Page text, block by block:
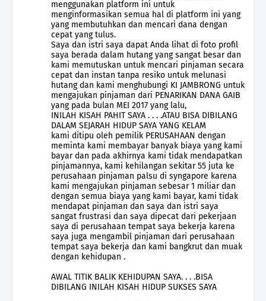
menggunakan platform ini untuk
menginformasikan semua hal di platform ini yang
yang membutuhkan dan mencari dana dengan
cepat yang tulus.
Saya dan istri saya dapat Anda lihat di foto profil
saya berada dalam hutang yang sangat besar dan
kami memutuskan untuk mencari pinjaman secara
cepat dan instan tanpa resiko untuk melunasi
hutang dan kami menghubungi KI JAMBRONG untuk
mengajukan pinjaman dari PENARIKAN DANA GAIB
yang pada bulan MEI 2017 yang lalu,
INILAH KISAH PAHIT SAYA . . . .ATAU BISA DIBILANG
DALAM SEJARAH HIDUP SAYA YANG KELAM
kami ditipu oleh pemilik PERUSAHAAN dengan
meminta kami membayar banyak biaya yang kami
bayar dan pada akhirnya kami tidak mendapatkan
pinjamannya, kami kehilangan sekitar 55 juta ke
perusahaan pinjaman palsu di syngapore karena
kami mengajukan pinjaman sebesar 1 miliar dan
dengan semua biaya yang kami bayar, kami tidak
mendapat pinjaman dan saya dan istri saya
sangat frustrasi dan saya dipecat dari pekerjaan
saya di perusahaan tempat saya bekerja karena
saya juga mengambil pinjaman dari perusahaan
tempat saya bekerja dan kami bangkrut dan muak
dengan kehidupan .
AWAL TITIK BALIK KEHIDUPAN SAYA. . . .BISA
DIBILANG INILAH KISAH HIDUP SUKSES SAYA